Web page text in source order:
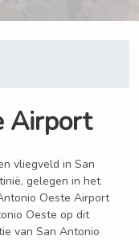
Airport
vliegveld in San
gelegen in het
Oeste Airport
Oeste op dit
van San Antonio